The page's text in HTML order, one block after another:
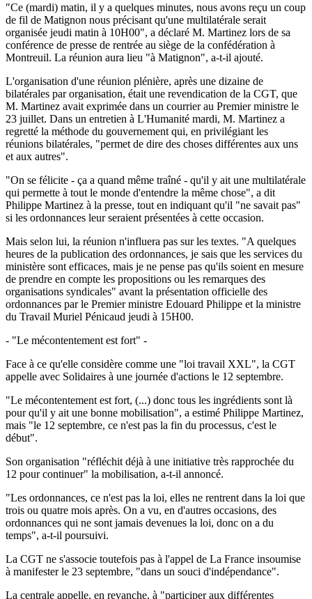
"Ce (mardi) matin, il y a quelques minutes, nous avons reçu un coup
de fil de Matignon nous précisant qu'une multilatérale serait
organisée jeudi matin à 10H00", a déclaré M. Martinez lors de sa
conférence de presse de rentrée au siège de la confédération à
Montreuil. La réunion aura lieu "à Matignon", a-t-il ajouté.
L'organisation d'une réunion plénière, après une dizaine de
bilatérales par organisation, était une revendication de la CGT, que
M. Martinez avait exprimée dans un courrier au Premier ministre le
23 juillet. Dans un entretien à L'Humanité mardi, M. Martinez a
regretté la méthode du gouvernement qui, en privilégiant les
réunions bilatérales, "permet de dire des choses différentes aux uns
et aux autres".
"On se félicite - ça a quand même traîné - qu'il y ait une multilatérale
qui permette à tout le monde d'entendre la même chose", a dit
Philippe Martinez à la presse, tout en indiquant qu'il "ne savait pas"
si les ordonnances leur seraient présentées à cette occasion.
Mais selon lui, la réunion n'influera pas sur les textes. "A quelques
heures de la publication des ordonnances, je sais que les services du
ministère sont efficaces, mais je ne pense pas qu'ils soient en mesure
de prendre en compte les propositions ou les remarques des
organisations syndicales" avant la présentation officielle des
ordonnances par le Premier ministre Edouard Philippe et la ministre
du Travail Muriel Pénicaud jeudi à 15H00.
- "Le mécontentement est fort" -
Face à ce qu'elle considère comme une "loi travail XXL", la CGT
appelle avec Solidaires à une journée d'actions le 12 septembre.
"Le mécontentement est fort, (...) donc tous les ingrédients sont là
pour qu'il y ait une bonne mobilisation", a estimé Philippe Martinez,
mais "le 12 septembre, ce n'est pas la fin du processus, c'est le
début".
Son organisation "réfléchit déjà à une initiative très rapprochée du
12 pour continuer" la mobilisation, a-t-il annoncé.
"Les ordonnances, ce n'est pas la loi, elles ne rentrent dans la loi que
trois ou quatre mois après. On a vu, en d'autres occasions, des
ordonnances qui ne sont jamais devenues la loi, donc on a du
temps", a-t-il poursuivi.
La CGT ne s'associe toutefois pas à l'appel de La France insoumise
à manifester le 23 septembre, "dans un souci d'indépendance".
La centrale appelle, en revanche, à "participer aux différentes